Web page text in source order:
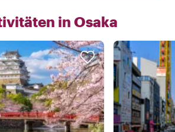
in Osaka